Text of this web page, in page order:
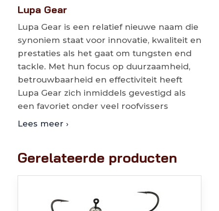
Lupa Gear
Lupa Gear is een relatief nieuwe naam die
synoniem staat voor innovatie, kwaliteit en
prestaties als het gaat om tungsten end
tackle. Met hun focus op duurzaamheid,
betrouwbaarheid en effectiviteit heeft
Lupa Gear zich inmiddels gevestigd als
een favoriet onder veel roofvissers
Lees meer ›
Gerelateerde producten